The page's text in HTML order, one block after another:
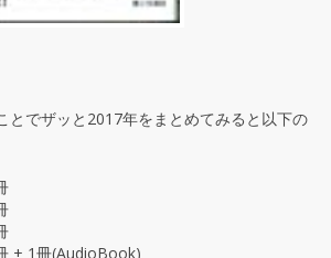
とでザッと2017年をまとめてみると以下の
+ 1冊(AudioBook)